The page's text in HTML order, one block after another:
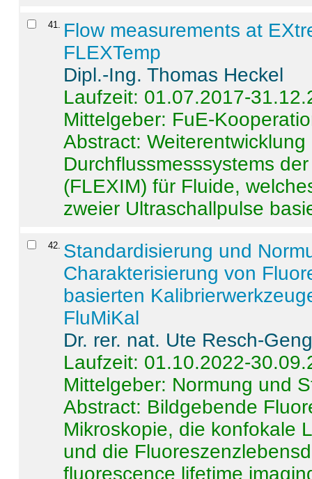
41. Flow measurements at
FLEXTemp
Dipl.-Ing. Thomas Heckel
Laufzeit: 01.07.2017-
Mittelgeber: FuE-
Abstract:
Durchflussmesssystems
(FLEXIM) für Fluide,
zweier Ultraschallpulse
42. Standardisierung und
Charakterisierung von
basierten
FluMiKal
Dr. rer. nat. Ute Resch-
Laufzeit: 01.10.2022-
Mittelgeber: Normung und
Abstract: Bildgebende
Mikroskopie, die konfokale
und die
fluorescence lifetime